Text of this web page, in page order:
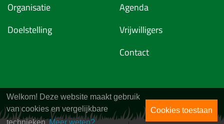
Organisatie
Doelstelling
Agenda
Vrijwilligers
Contact
Welkom! Deze website maakt gebruik
van cookies en vergelijkbare
Cookies toestaan